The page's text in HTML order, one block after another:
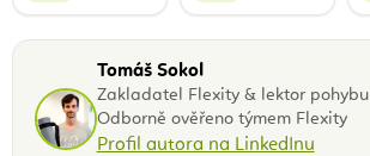
Tomáš Sokol
Zakladatel Flexity & lektor pohybu
Odborně ověřeno týmem Flexity
Profil autora na LinkedInu